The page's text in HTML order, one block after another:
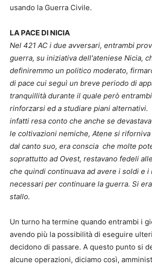
usando la Guerra Civile.
LA PACE DI NICIA
Nel 421 AC i due avversari, entrambi
guerra, su iniziativa dell'ateniese Nicia,
definiremmo un politico moderato,
di pace cui seguì un breve periodo di
tranquillità durante il quale però
rinforzarsi ed a studiare piani alternativi.
infatti resa conto che anche se
le coltivazioni nemiche, Atene si riforniva
dal canto suo, era conscia che molte
soprattutto ad Ovest, restavano fedeli
che quindi continuava ad avere i soldi e
necessari per continuare la guerra. Si
stallo.
Un turno ha termine quando entrambi i
avendo più la possibilità di eseguire
decidono di passare. A questo punto si
alcune operazioni, diciamo così,